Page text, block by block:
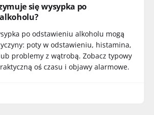
się wysypka po
po odstawieniu alkoholu mogą
poty w odstawieniu, histamina,
problemy z wątrobą. Zobacz typowy
oś czasu i objawy alarmowe.